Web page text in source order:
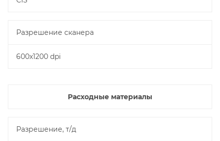
Разрешение cканера
600х1200 dpi
Расходные материалы
Разрешение, т/д